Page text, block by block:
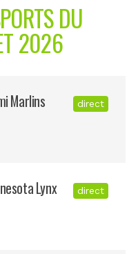
DU
2026
Marlins direct
Lynx direct